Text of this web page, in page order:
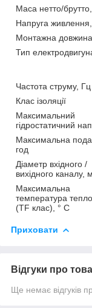
Маса нетто/брутто,
Напруга
Монтажна
Тип
Частота струму, Гц
Клас ізоляції
Максимальний
гідростатичний
Максимальна
год
Діаметр вхідного /
вихідного каналу,
Максимальна
температура
(TF клас), ° С
Приховати
Відгуки про
Ще немає відгуків